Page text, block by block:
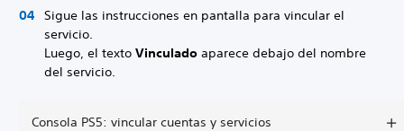
Sigue las instrucciones en pantalla para vincular el
servicio.
Luego, el texto Vinculado aparece debajo del nombre
del servicio.
Consola PS5: vincular cuentas y servicios